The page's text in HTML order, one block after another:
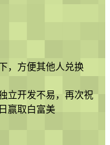
，方便其他人兑换
立开发不易，再次祝
赢取白富美